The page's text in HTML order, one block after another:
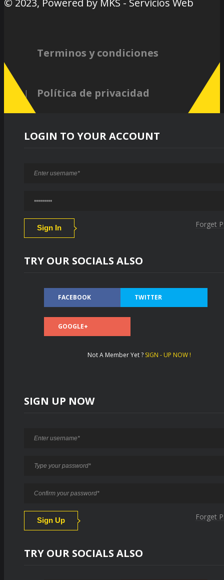
© 2023, Powered by MKS - Servicios Web
Terminos y condiciones
Política de privacidad
LOGIN TO YOUR ACCOUNT
Forget
TRY OUR SOCIALS ALSO
FACEBOOK TWITTER
GOOGLE+
Not A Member Yet ? SIGN - UP NOW !
SIGN UP NOW
Forget
TRY OUR SOCIALS ALSO